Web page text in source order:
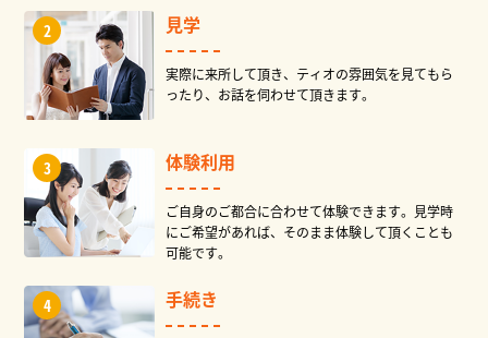
見学
実際に来所して頂き、ティオの雰囲気を見てもら
ったり、お話を伺わせて頂きます。
体験利用
ご自身のご都合に合わせて体験できます。見学時
にご希望があれば、そのまま体験して頂くことも
可能です。
手続き